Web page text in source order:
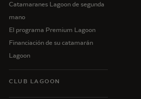
Catamaranes Lagoon de segunda
mano
El programa Premium Lagoon
Financiación de su catamarán
Lagoon
CLUB LAGOON